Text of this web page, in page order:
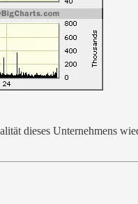
dieses Unternehmens